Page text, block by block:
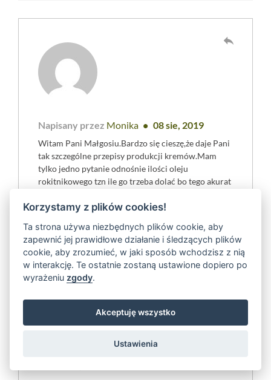
Napisany przez Monika 08 sie, 2019
Witam Pani Małgosiu.Bardzo się cieszę,że daje Pani
tak szczególne przepisy produkcji kremów.Mam
tylko jedno pytanie odnośnie ilości oleju
rokitnikowego tzn ile go trzeba dolać bo tego akurat
inne przepisy.Monika
reply
Małgorzata Kaczmarczyk
reply
Korzystamy z plików cookies!
Ta strona używa niezbędnych plików cookie, aby
zapewnić jej prawidłowe działanie i śledzących plików
cookie, aby zrozumieć, w jaki sposób wchodzisz z nią
w interakcję. Te ostatnie zostaną ustawione dopiero po
wyrażeniu zgody.
Akceptuję wszystko
Ustawienia